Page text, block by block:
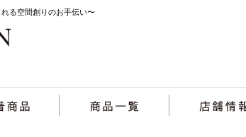
る空間創りのお手伝い〜